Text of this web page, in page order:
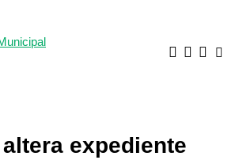
expediente